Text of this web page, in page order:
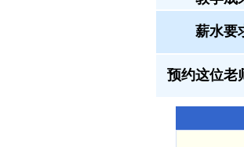
薪水要
预约这位老